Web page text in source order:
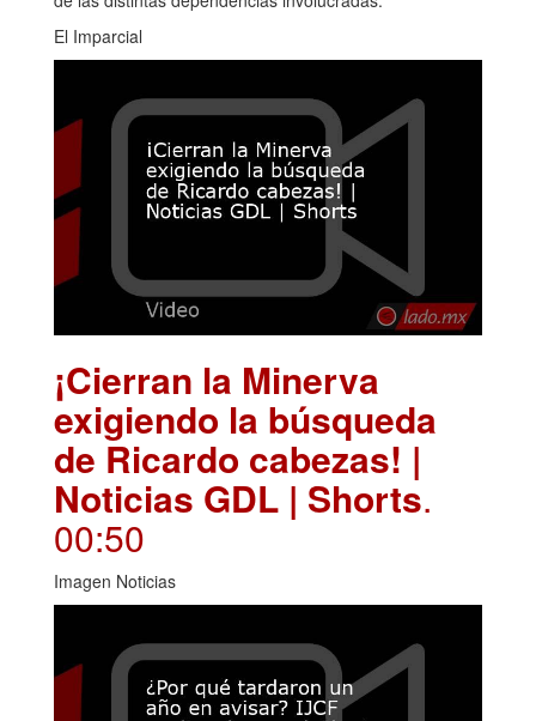
El Imparcial
¡Cierran la Minerva
exigiendo la búsqueda
de Ricardo cabezas! |
Noticias GDL | Shorts.
00:50
Imagen Noticias